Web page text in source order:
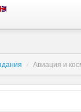
/ Авиация и